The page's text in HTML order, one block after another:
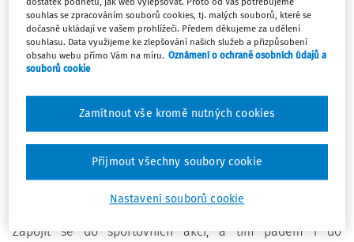
rámciEvropského týdne sportu. Ten je iniciativou
Evropské unie na podporu sportu a pohybové aktivity v
celé Evropě. Jeho druhý ročník je na programu od10. do
18. zářía koordinátorem pro Českou republiku je Český
olympijský výbor.
Pořádáte sportovní akci či závody? Přihlaste je do tohoto
nadnárodního projektu a můžete získat dárky pro
účastníky nebo plakáty na podporu propagace vaší
události. Více informací najdete
ceskosportuje.cz/tydensportu.
Zapojit se do sportovních akcí, a tím pádem i do
souhlas se zpracováním souborů cookies, tj. malých souborů, které se
dočasně ukládají ve vašem prohlížeči. Předem děkujeme za udělení
souhlasu. Data využijeme ke zlepšování našich služeb a přizpůsobení
obsahu webu přímo Vám na míru. Oznámení o ochraně osobních údajů a
souborů cookie
Nastavení souborů cookie
Zamítnout vše kromě nutných cookies
Přijmout všechny soubory cookie